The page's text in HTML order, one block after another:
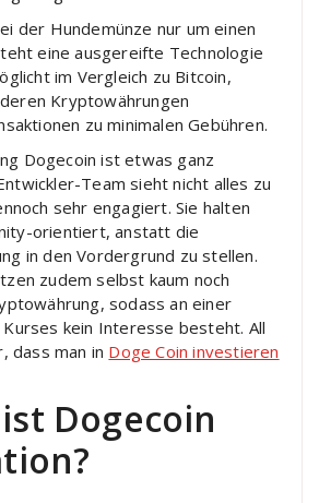
der Hundemünze nur um einen
eine ausgereifte Technologie
im Vergleich zu Bitcoin,
Kryptowährungen
zu minimalen Gebühren.
Dogecoin ist etwas ganz
Team sieht nicht alles zu
sehr engagiert. Sie halten
orientiert, anstatt die
in den Vordergrund zu stellen.
zudem selbst kaum noch
sodass an einer
kein Interesse besteht. All
dass man in Doge Coin investieren
Dogecoin